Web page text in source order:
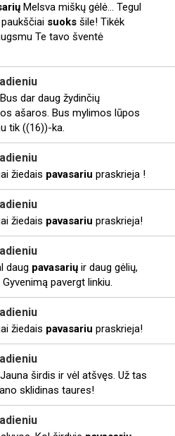
Melsva miškų gėlė... Tegul
suoks šile! Tikėk
Te tavo šventė
dar daug žydinčių
ašaros. Bus mylimos lūpos
tik ((16))-ka.
žiedais pavasariu praskrieja !
žiedais pavasariu praskrieja!
daug pavasarių ir daug gėlių,
pavergt linkiu.
žiedais pavasariu praskrieja!
širdis ir vėl atšvęs. Už tas
sklidinas taures!